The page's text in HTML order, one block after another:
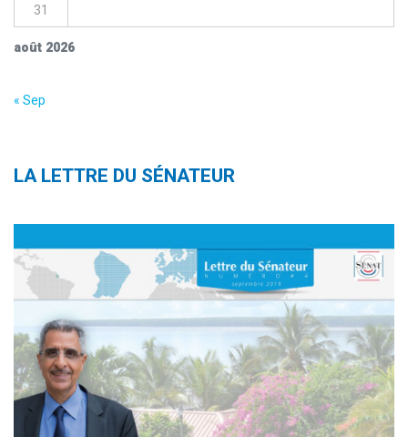
août 2026
31
« Sep
LA LETTRE DU SÉNATEUR